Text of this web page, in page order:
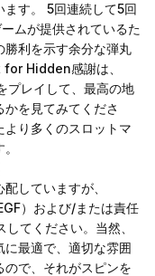
ます。 5回連続して5回
ムが提供されているた
勝利を示す余分な弾丸
Hidden感謝は、
プレイして、最高の地
を見てみてくださ
り多くのスロットマ
していますが、
）および/または責任
てください。当然、
最適で、適切な雰囲
で、それがスピンを